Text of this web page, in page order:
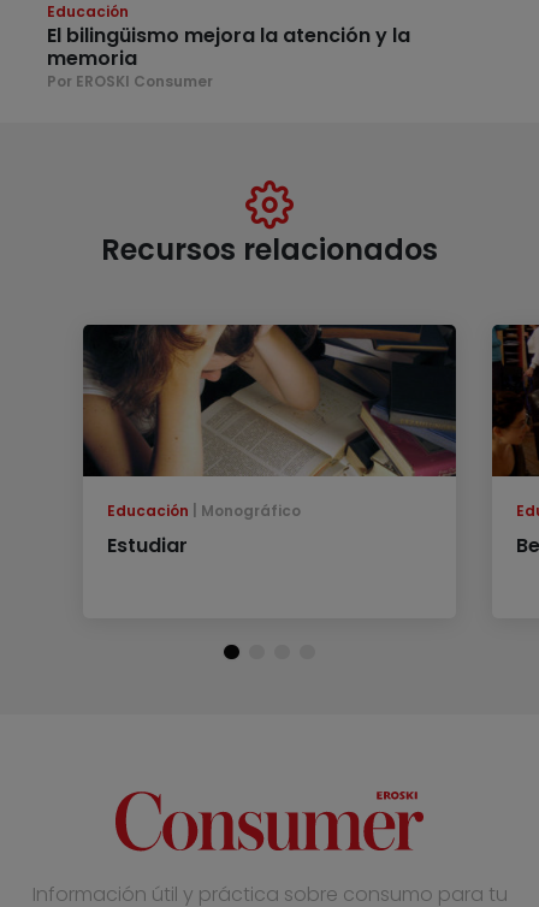
Educación
El bilingüismo mejora la atención y la
memoria
Por EROSKI Consumer
Recursos relacionados
Educación Monográfico
Estudiar
Información útil y práctica sobre consumo para tu